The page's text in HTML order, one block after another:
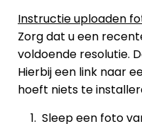
Instructie uploaden
Zorg dat u een
voldoende resolutie.
Hierbij een link naar
hoeft niets te
Sleep een foto